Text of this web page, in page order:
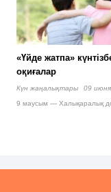
«Үйде жатпа»
оқиғалар
Күн жаңалықтары
09
9 маусым — Халықаралық